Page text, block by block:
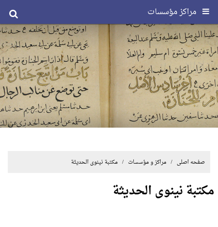
مراکز مؤسسات
صفحه اصلی / مراکز و مؤسسات / مکتبة نینوی الحدیثة
مکتبة نینوی الحدیثة